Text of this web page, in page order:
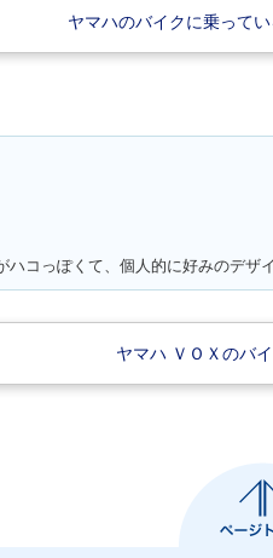
ヤマハのバイクに乗って
ヤマハ ＶＯＸのバ